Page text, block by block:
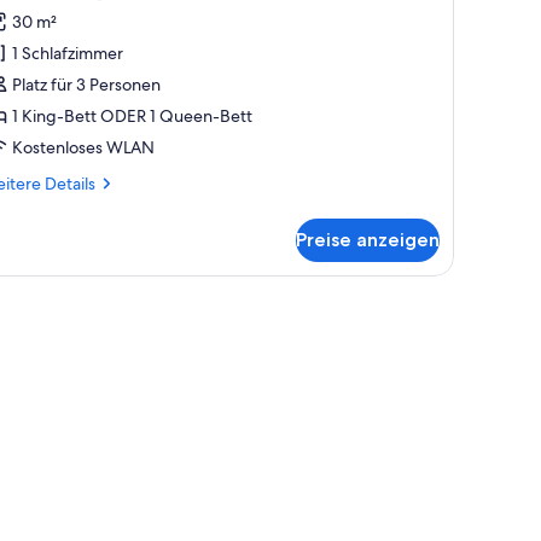
Bewertungen)
30 m²
1 Schlafzimmer
Platz für 3 Personen
1 King-Bett ODER 1 Queen-Bett
Kostenloses WLAN
Details
Preise anzeigen